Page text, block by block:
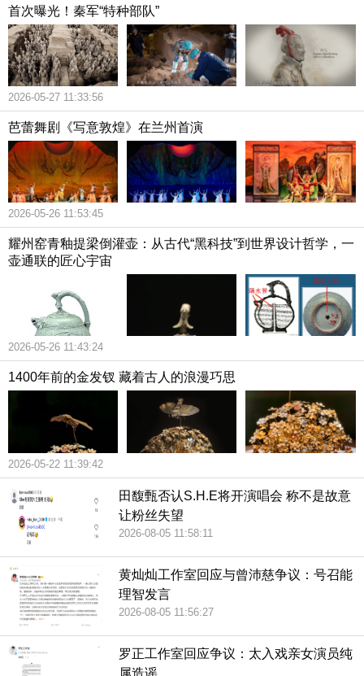
首次曝光！秦军“特种部队”
2026-05-27 11:33:56
芭蕾舞剧《写意敦煌》在兰州首演
2026-05-26 11:53:45
耀州窑青釉提梁倒灌壶：从古代“黑科技”到世界设计哲学，一
壶通联的匠心宇宙
2026-05-26 11:43:24
1400年前的金发钗 藏着古人的浪漫巧思
2026-05-22 11:39:42
田馥甄否认S.H.E将开演唱会 称不是故意
让粉丝失望
2026-08-05 11:58:11
黄灿灿工作室回应与曾沛慈争议：号召能
理智发言
2026-08-05 11:56:27
罗正工作室回应争议：太入戏亲女演员纯
属造谣